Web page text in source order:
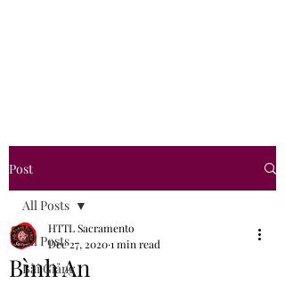
Post
All Posts
Bài Giảng
All Posts
Bình An
HTTL Sacramento
Dec 27, 20201 min read